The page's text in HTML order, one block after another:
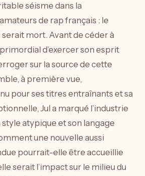
séisme dans la
de rap français : le
serait mort. Avant de céder à
d’exercer son esprit
sur la source de cette
à première vue,
pour ses titres entraînants et sa
Jul a marqué l’industrie
atypique et son langage
une nouvelle aussi
pourrait-elle être accueillie
serait l’impact sur le milieu du